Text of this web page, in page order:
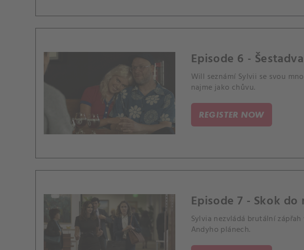
Episode 6 -
Will seznámí Sylvii se svou
najme jako chůvu.
REGISTER NOW
Episode 7 - Skok do
Sylvia nezvládá brutální
Andyho plánech.